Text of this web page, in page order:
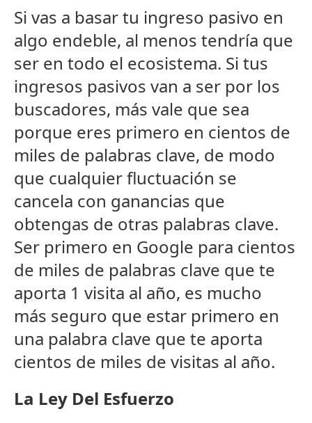
Si vas a basar tu ingreso pasivo en
algo endeble, al menos tendría que
ser en todo el ecosistema. Si tus
ingresos pasivos van a ser por los
buscadores, más vale que sea
porque eres primero en cientos de
miles de palabras clave, de modo
que cualquier fluctuación se
cancela con ganancias que
obtengas de otras palabras clave.
Ser primero en Google para cientos
de miles de palabras clave que te
aporta 1 visita al año, es mucho
más seguro que estar primero en
una palabra clave que te aporta
cientos de miles de visitas al año.
La Ley Del Esfuerzo